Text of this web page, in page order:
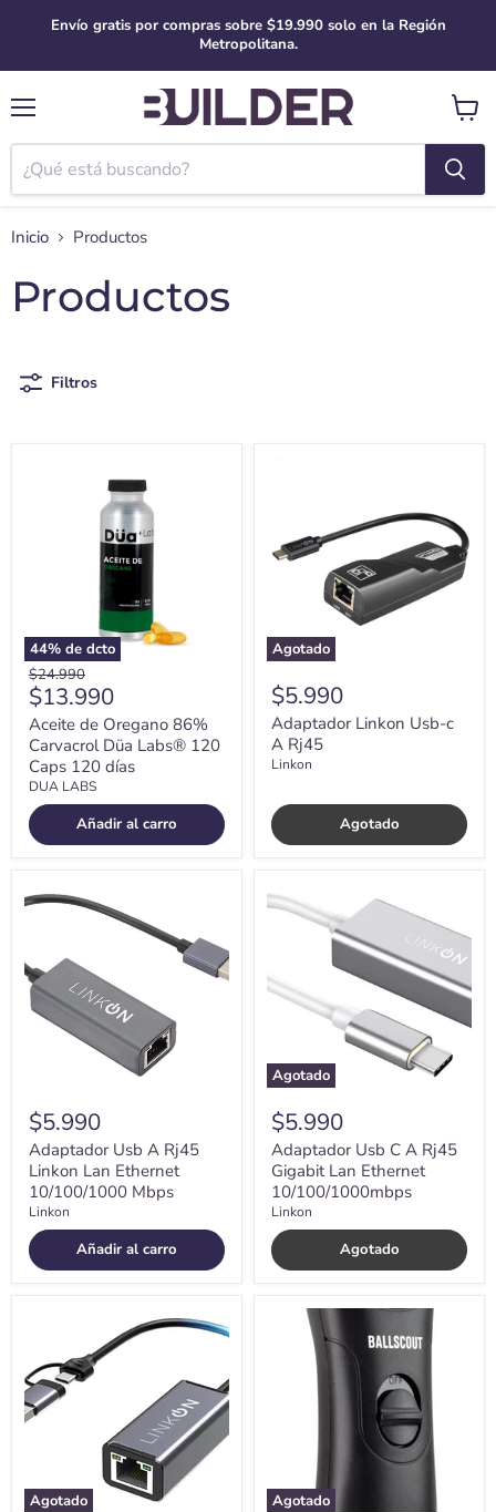
Envío gratis por compras sobre $19.990 solo en la Región
Metropolitana.
Ver
carro
Inicio Productos
Productos
Filtros
44% de dcto
días
Precio
original
$24.990
Precio
actual
$13.990
Aceite de Oregano 86%
Carvacrol Düa Labs® 120
Caps 120 días
DUA LABS
Añadir al carro
Agotado
Rj45
$5.990
Adaptador Linkon Usb-c
A Rj45
Linkon
Agotado
Adaptador
Usb
Linkon
Lan
Ethernet
10/100/1000
Mbps
$5.990
Adaptador Usb A Rj45
Linkon Lan Ethernet
10/100/1000 Mbps
Linkon
Añadir al carro
Agotado
Adaptador
Usb
Gigabit
Lan
Ethernet
10/100/1000mbps
$5.990
Adaptador Usb C A Rj45
Gigabit Lan Ethernet
10/100/1000mbps
Linkon
Agotado
Agotado
3
A
Rj45
2en1
1000mbps
Agotado
Afeitadora
Ballscout
Polished
Resistente